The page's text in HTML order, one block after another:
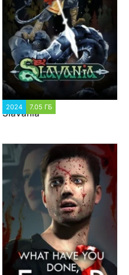
2024 7.05 ГБ
Slavania